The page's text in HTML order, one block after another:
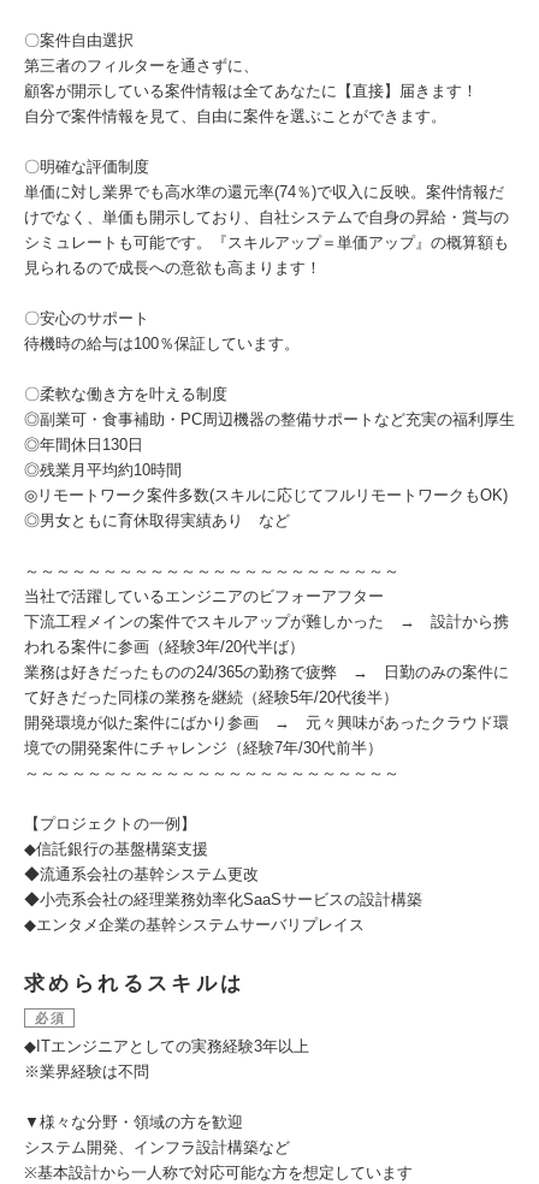
〇案件自由選択
第三者のフィルターを通さずに、
顧客が開示している案件情報は全てあなたに【直接】届きます！
自分で案件情報を見て、自由に案件を選ぶことができます。
〇明確な評価制度
単価に対し業界でも高水準の還元率(74％)で収入に反映。案件情報だ
けでなく、単価も開示しており、自社システムで自身の昇給・賞与の
シミュレートも可能です。『スキルアップ＝単価アップ』の概算額も
見られるので成長への意欲も高まります！
〇安心のサポート
待機時の給与は100％保証しています。
〇柔軟な働き方を叶える制度
◎副業可・食事補助・PC周辺機器の整備サポートなど充実の福利厚生
◎年間休日130日
◎残業月平均約10時間
◎リモートワーク案件多数(スキルに応じてフルリモートワークもOK)
◎男女ともに育休取得実績あり など
～～～～～～～～～～～～～～～～～～～～～～～～
当社で活躍しているエンジニアのビフォーアフター
下流工程メインの案件でスキルアップが難しかった → 設計から携
われる案件に参画（経験3年/20代半ば）
業務は好きだったものの24/365の勤務で疲弊 → 日勤のみの案件に
て好きだった同様の業務を継続（経験5年/20代後半）
開発環境が似た案件にばかり参画 → 元々興味があったクラウド環
境での開発案件にチャレンジ（経験7年/30代前半）
～～～～～～～～～～～～～～～～～～～～～～～～
【プロジェクトの一例】
◆信託銀行の基盤構築支援
◆流通系会社の基幹システム更改
◆小売系会社の経理業務効率化SaaSサービスの設計構築
◆エンタメ企業の基幹システムサーバリプレイス
求められるスキルは
必須
◆ITエンジニアとしての実務経験3年以上
※業界経験は不問
▼様々な分野・領域の方を歓迎
システム開発、インフラ設計構築など
※基本設計から一人称で対応可能な方を想定しています